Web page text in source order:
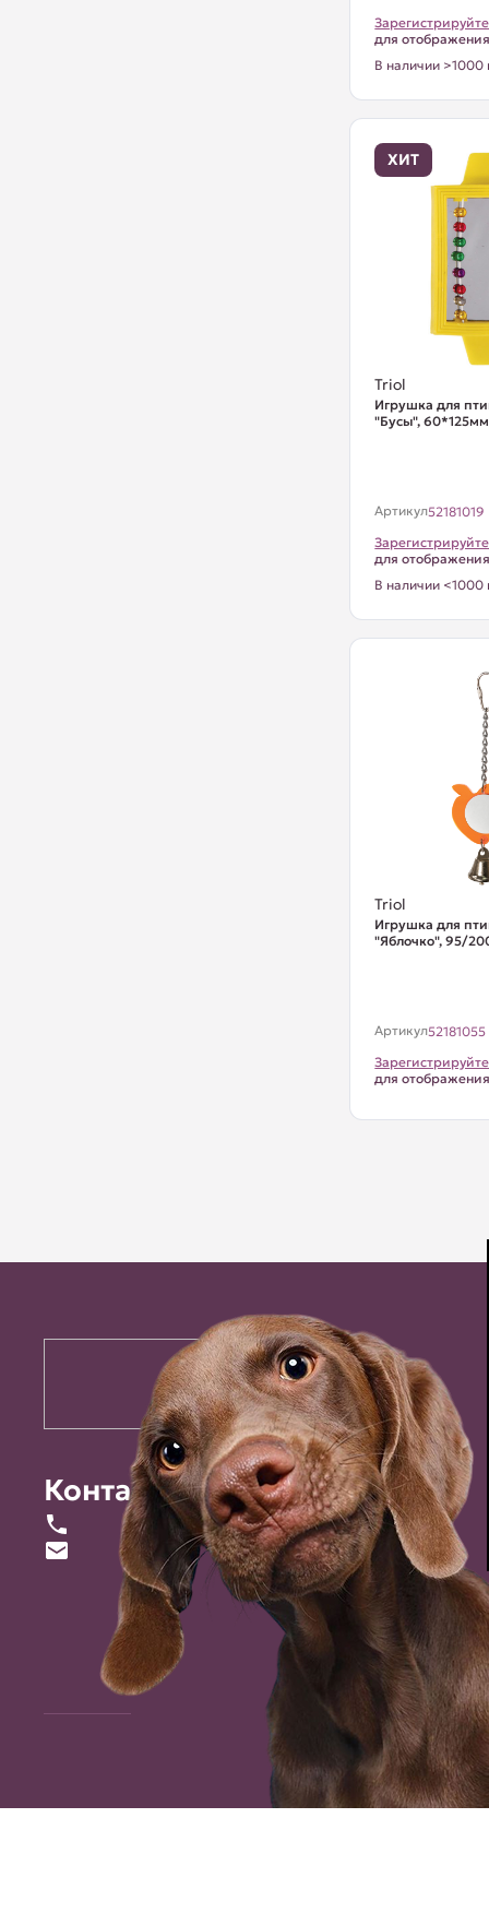
для
В наличии >1000
ХИТ
Triol
Игрушка для
"Бусы", 60*125мм
Артикул52181019
для
В наличии <1000
Triol
Игрушка для
"Яблочко", 95/
Артикул52181055
для
Контакты